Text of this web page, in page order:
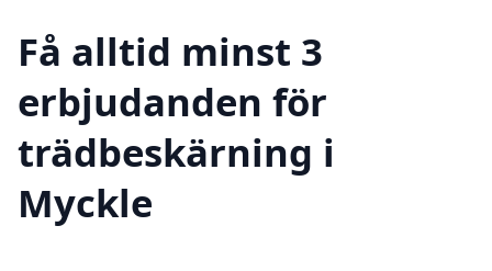
Få alltid minst 3
erbjudanden för
trädbeskärning i
Myckle